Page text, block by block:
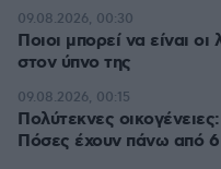
Ποιοι μπορεί να είναι οι
στον ύπνο της
09.08.2026, 00:30
Πολύτεκνες
Πόσες έχουν πάνω από 6
09.08.2026, 00:15